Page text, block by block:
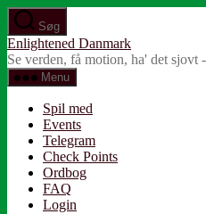
Spring
til
indholdet
Søg
Enlightened Danmark
Se verden, få motion, ha' det sjovt
Menu
Spil med
Events
Telegram
Check Points
Ordbog
FAQ
Login